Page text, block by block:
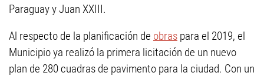
Paraguay y Juan XXIII.
Al respecto de la planificación de obras para el 2019, el
Municipio ya realizó la primera licitación de un nuevo
plan de 280 cuadras de pavimento para la ciudad. Con un